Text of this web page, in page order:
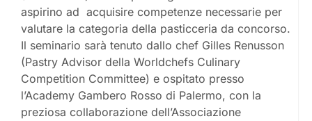
aspirino ad acquisire competenze necessarie per
valutare la categoria della pasticceria da concorso.
Il seminario sarà tenuto dallo chef Gilles Renusson
(Pastry Advisor della Worldchefs Culinary
Competition Committee) e ospitato presso
l’Academy Gambero Rosso di Palermo, con la
preziosa collaborazione dell’Associazione